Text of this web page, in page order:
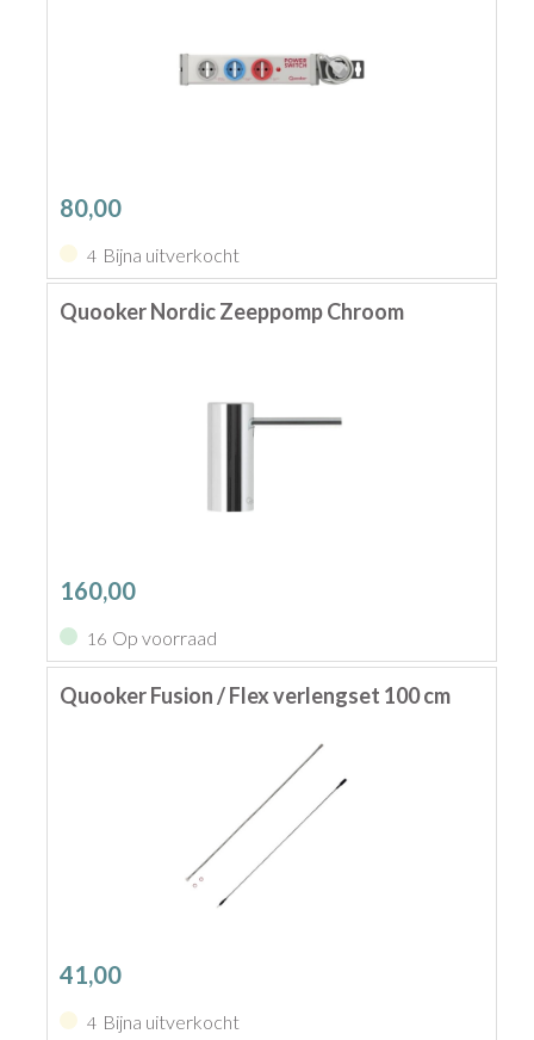
80,00
4 Bijna uitverkocht
Quooker Nordic Zeeppomp Chroom
160,00
16 Op voorraad
Quooker Fusion / Flex verlengset 100 cm
41,00
4 Bijna uitverkocht